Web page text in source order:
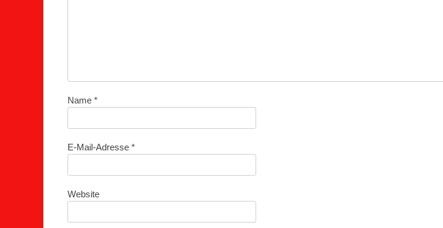
Name *
E-Mail-Adresse *
Website